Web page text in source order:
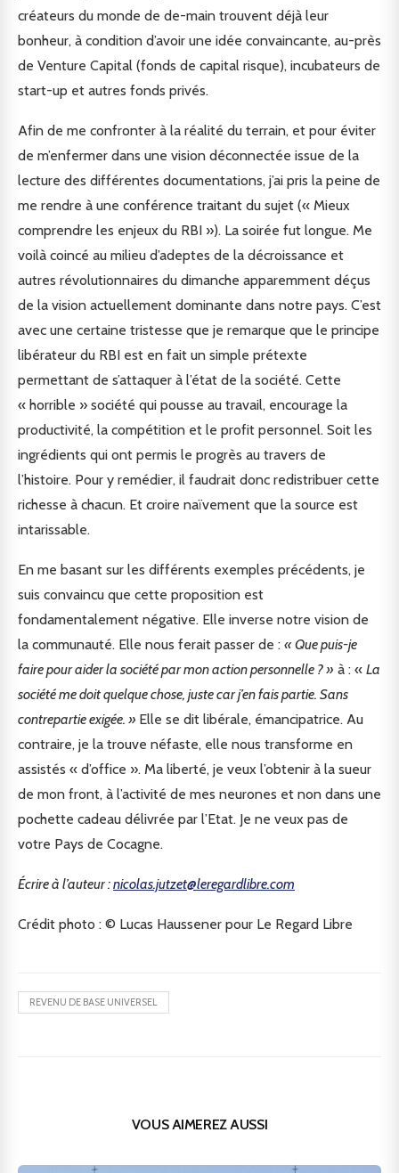
créateurs du monde de de-main trouvent déjà leur
bonheur, à condition d’avoir une idée convaincante, au-près
de Venture Capital (fonds de capital risque), incubateurs de
start-up et autres fonds privés.
Afin de me confronter à la réalité du terrain, et pour éviter
de m’enfermer dans une vision déconnectée issue de la
lecture des différentes documentations, j’ai pris la peine de
me rendre à une conférence traitant du sujet (« Mieux
comprendre les enjeux du RBI »). La soirée fut longue. Me
voilà coincé au milieu d’adeptes de la décroissance et
autres révolutionnaires du dimanche apparemment déçus
de la vision actuellement dominante dans notre pays. C’est
avec une certaine tristesse que je remarque que le principe
libérateur du RBI est en fait un simple prétexte
permettant de s’attaquer à l’état de la société. Cette
« horrible » société qui pousse au travail, encourage la
productivité, la compétition et le profit personnel. Soit les
ingrédients qui ont permis le progrès au travers de
l’histoire. Pour y remédier, il faudrait donc redistribuer cette
richesse à chacun. Et croire naïvement que la source est
intarissable.
En me basant sur les différents exemples précédents, je
suis convaincu que cette proposition est
fondamentalement négative. Elle inverse notre vision de
la communauté. Elle nous ferait passer de : « Que puis-je
faire pour aider la société par mon action personnelle ? » à : « La
société me doit quelque chose, juste car j’en fais partie. Sans
contrepartie exigée. » Elle se dit libérale, émancipatrice. Au
contraire, je la trouve néfaste, elle nous transforme en
assistés « d’office ». Ma liberté, je veux l’obtenir à la sueur
de mon front, à l’activité de mes neurones et non dans une
pochette cadeau délivrée par l’Etat. Je ne veux pas de
votre Pays de Cocagne.
Écrire à l’auteur :nicolas.jutzet@leregardlibre.com
Crédit photo : © Lucas Haussener pour Le Regard Libre
REVENU DE BASE UNIVERSEL
VOUS AIMEREZ AUSSI